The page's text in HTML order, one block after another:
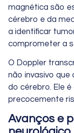
magnética são
cérebro e da
a identificar
comprometer a
O Doppler
não invasivo que
do cérebro. Ele
precocemente
Avanços e